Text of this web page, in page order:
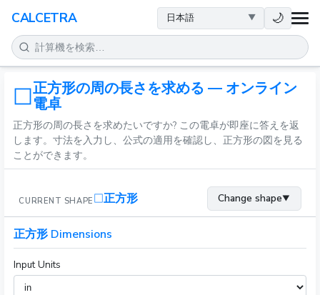
CALCETRA 🌙
数学
変換
科学
日常
その他のツール
正方形の周の長さを求める — オンライン
電卓
正方形の周の長さを求めたいですか? この電卓が即座に答えを返
します。寸法を入力し、公式の適用を確認し、正方形の図を見る
ことができます。
CURRENT SHAPE 正方形 Change shape▼
正方形 Dimensions
Input Units